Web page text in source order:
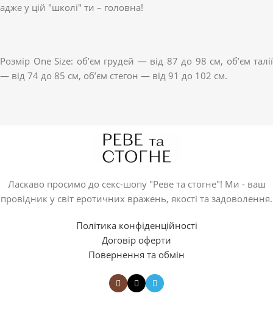
адже у цій "школі" ти – головна!
Розмір One Size: об’єм грудей — від 87 до 98 см, об’єм талії
— від 74 до 85 см, об’єм стегон — від 91 до 102 см.
Ласкаво просимо до секс-шопу "Реве та стогне"! Ми - ваш
провідник у світ еротичних вражень, якості та задоволення.
Політика конфіденційності
Договір оферти
Повернення та обмін